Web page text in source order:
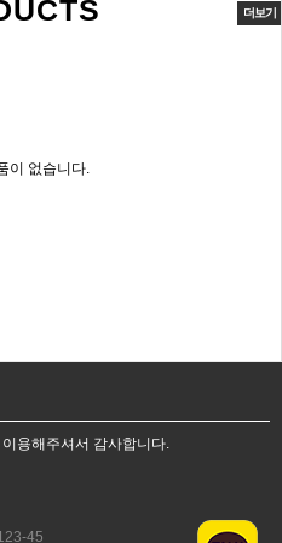
더보기
이 없습니다.
용해주셔서 감사합니다.
45